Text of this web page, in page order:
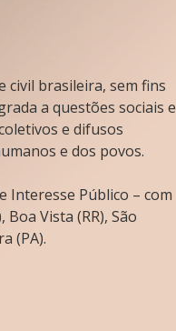
civil brasileira, sem fins
a questões sociais e
e difusos
e dos povos.
Interesse Público – com
Vista (RR), São
(PA).